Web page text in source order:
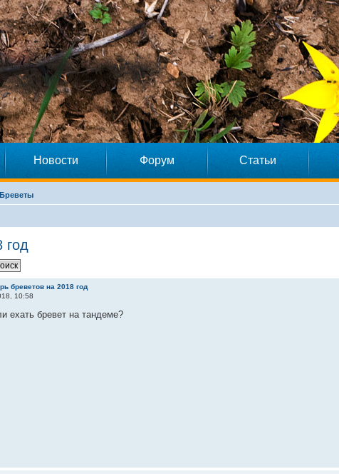
Новости Форум Статьи
Бреветы
год
бреветов на 2018 год
10:58
ехать бревет на тандеме?